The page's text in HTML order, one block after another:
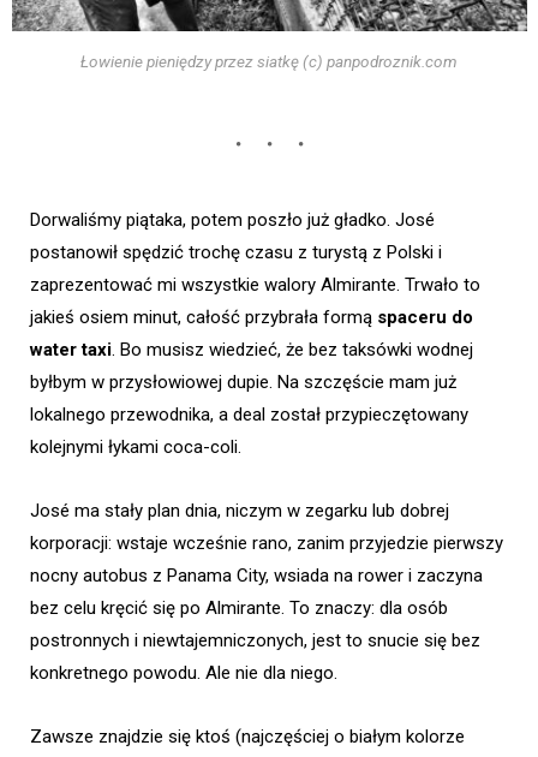
Łowienie pieniędzy przez siatkę (c) panpodroznik.com
Dorwaliśmy piątaka, potem poszło już gładko. José
postanowił spędzić trochę czasu z turystą z Polski i
zaprezentować mi wszystkie walory Almirante. Trwało to
jakieś osiem minut, całość przybrała formą spaceru do
water taxi. Bo musisz wiedzieć, że bez taksówki wodnej
byłbym w przysłowiowej dupie. Na szczęście mam już
lokalnego przewodnika, a deal został przypieczętowany
kolejnymi łykami coca-coli.
José ma stały plan dnia, niczym w zegarku lub dobrej
korporacji: wstaje wcześnie rano, zanim przyjedzie pierwszy
nocny autobus z Panama City, wsiada na rower i zaczyna
bez celu kręcić się po Almirante. To znaczy: dla osób
postronnych i niewtajemniczonych, jest to snucie się bez
konkretnego powodu. Ale nie dla niego.
Zawsze znajdzie się ktoś (najczęściej o białym kolorze